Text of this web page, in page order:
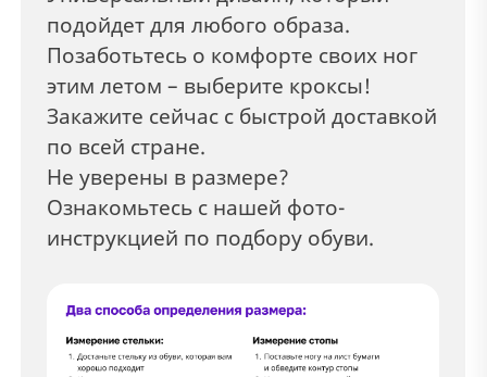
подойдет для любого образа.
Позаботьтесь о комфорте своих ног
этим летом – выберите кроксы!
Закажите сейчас с быстрой доставкой
по всей стране.
Не уверены в размере?
Ознакомьтесь с нашей фото-
инструкцией по подбору обуви.